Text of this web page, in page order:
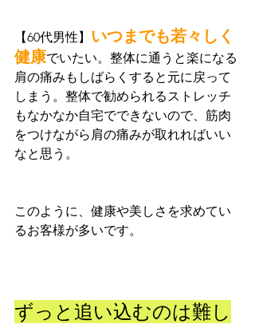
【60代男性】 いつまでも若々しく
健康でいたい。整体に通うと楽になる
肩の痛みもしばらくすると元に戻って
しまう。整体で勧められるストレッチ
もなかなか自宅でできないので、筋肉
をつけながら肩の痛みが取れればいい
なと思う。
このように、健康や美しさを求めてい
るお客様が多いです。
ずっと追い込むのは難し